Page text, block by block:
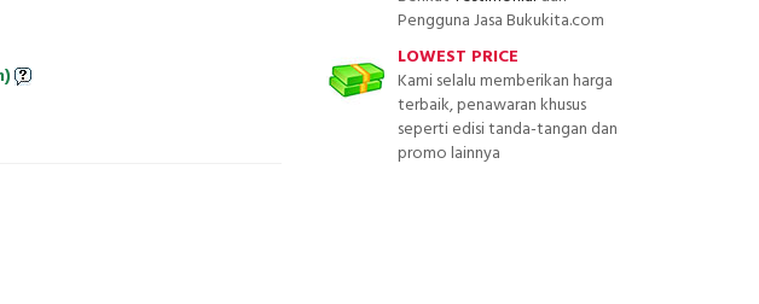
Pengguna Jasa Bukukita.com
LOWEST PRICE
Kami selalu memberikan harga
terbaik, penawaran khusus
seperti edisi tanda-tangan dan
promo lainnya